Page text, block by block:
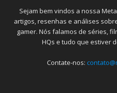
Sejam bem vindos a nossa
artigos, resenhas e análises
gamer. Nós falamos de séries,
HQs e tudo que estiver
Contate-nos: